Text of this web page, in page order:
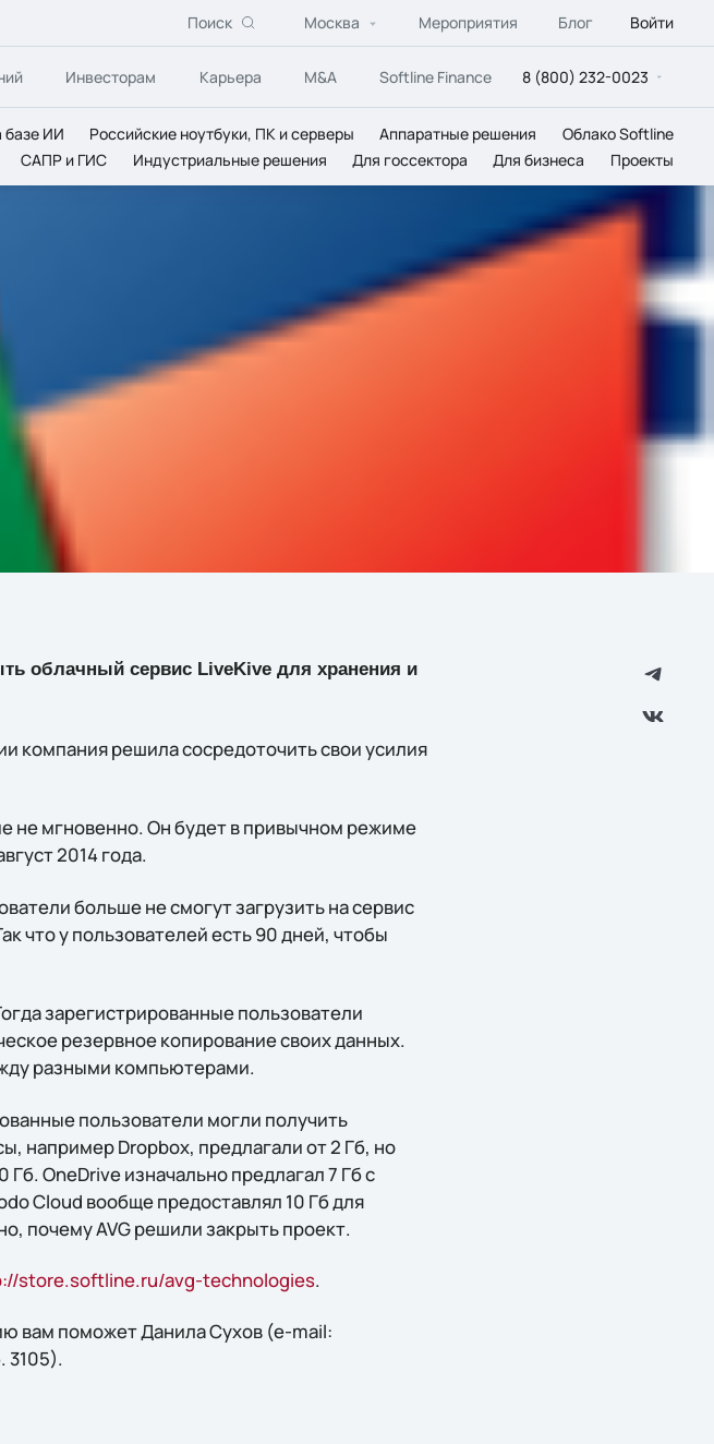
Поиск Москва Мероприятия Блог Войти
Инвесторам Карьера M&A Softline Finance 8 (800) 232-0023
базе ИИ Российские ноутбуки, ПК и серверы Аппаратные решения
Облако Softline
САПР и ГИС
Индустриальные решения Для госсектора Для бизнеса Проекты
облачный сервис LiveKive для хранения и
компания решила сосредоточить свои усилия
не мгновенно. Он будет в привычном режиме
2014 года.
больше не смогут загрузить на сервис
что у пользователей есть 90 дней, чтобы
зарегистрированные пользователи
резервное копирование своих данных.
разными компьютерами.
пользователи могли получить
например Dropbox, предлагали от 2 Гб, но
OneDrive изначально предлагал 7 Гб с
Cloud вообще предоставлял 10 Гб для
почему AVG решили закрыть проект.
store.softline.ru/avg-technologies.
вам поможет Данила Сухов (e-mail:
3105).